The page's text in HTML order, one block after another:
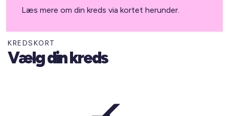
Læs mere om din kreds via kortet herunder.
KREDSKORT
Vælg din kreds